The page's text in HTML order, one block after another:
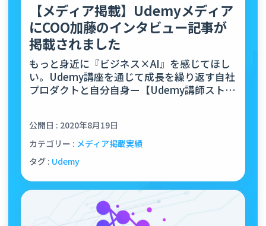
【メディア掲載】Udemyメディア
にCOO加藤のインタビュー記事が
掲載されました
もっと身近に『ビジネス×AI』を感じてほし
い。Udemy講座を通じて成長を繰り返す自社
プロダクトと自分自身ー【Udemy講師ストー
公開日 : 2020年8月19日
カテゴリー : メディア掲載実績
タグ : Udemy